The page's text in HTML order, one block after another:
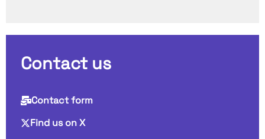
Contact us
Contact form
Find us on X